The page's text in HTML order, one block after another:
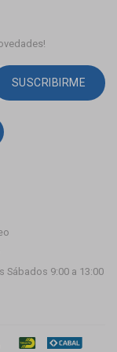
Sábados 9:00 a 13:00
SUSCRIBIRME